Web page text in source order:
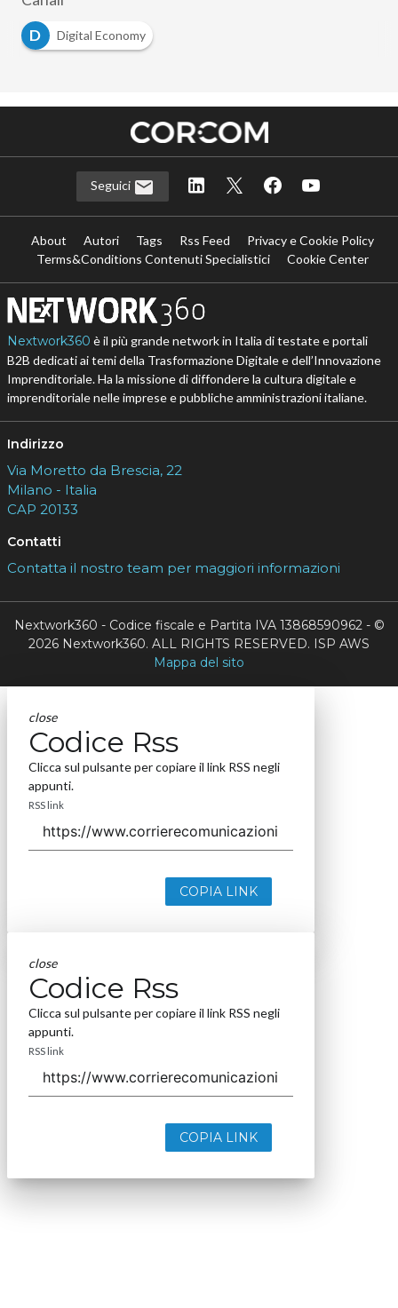
D
Digital Economy
Seguici
About Autori Tags Rss Feed
Privacy e Cookie Policy
Terms&Conditions Contenuti Specialistici
Cookie Center
Nextwork360 è il più grande network in Italia di testate e portali
B2B dedicati ai temi della Trasformazione Digitale e dell’Innovazione
Imprenditoriale. Ha la missione di diffondere la cultura digitale e
imprenditoriale nelle imprese e pubbliche amministrazioni italiane.
Indirizzo
Via Moretto da Brescia, 22
Milano - Italia
CAP 20133
Contatti
Contatta il nostro team per maggiori informazioni
Nextwork360 - Codice fiscale e Partita IVA 13868590962 - ©
2026 Nextwork360. ALL RIGHTS RESERVED. ISP AWS
Mappa del sito
close
Codice Rss
Clicca sul pulsante per copiare il link RSS negli
appunti.
RSS link
COPIA LINK
close
Codice Rss
Clicca sul pulsante per copiare il link RSS negli
appunti.
RSS link
COPIA LINK